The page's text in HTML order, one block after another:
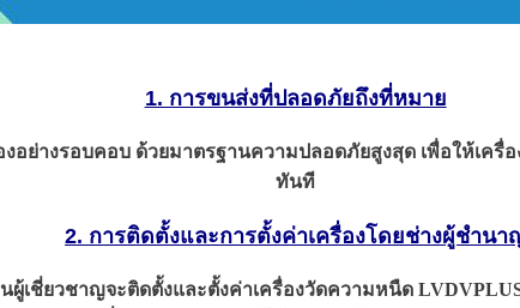
1. การขนส่งที่ปลอดภัยถึงที่หมาย
งอย่างรอบคอบ ด้วยมาตรฐานความปลอดภัยสูงสุด เพื่อให้เ
ทันที
2. การติดตั้งและการตั้งค่าเครื่องโดยช่างผู้ชำนา
เชี่ยวชาญจะติดตั้งและตั้งค่าเครื่องวัดความหนืด